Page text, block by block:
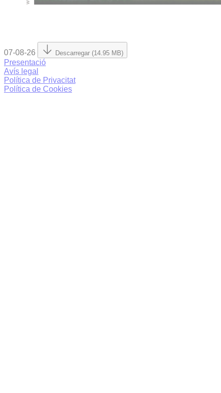
07-08-26 Descarregar (14.95 MB)
Presentació
Avís legal
Política de Privacitat
Política de Cookies